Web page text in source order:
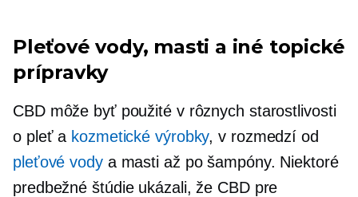
Pleťové vody, masti a iné topické
prípravky
CBD môže byť použité v rôznych starostlivosti
o pleť a kozmetické výrobky, v rozmedzí od
pleťové vodya masti až po šampóny. Niektoré
predbežné štúdie ukázali, že CBD pre